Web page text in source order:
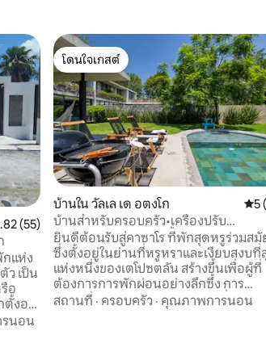
นนเฉลี่ย 4.82 จาก 5, 55 รีวิว
(55)
แห่ง
ว เป็น
อ
ตั้งอยู่
าง
าก
นอน
โดนใจเกสต์
โดนใจเกสต์
บ้านใน วัลเล เด อตงโก คะ5
บ้านสำหรับครอบครัว•เครื่องปรับ
อากาศ•WiFi•สระว่ายน้ำ•เตาย่าง•วิว•8 ค
ยินดีต้อนรับสู่คาซาโร ที่พักสุดหรูร่วมสมั
ซึ่งตั้งอยู่ในย่านที่หรูหราและเงียบสงบที่
แห่งหนึ่งของเตโปซตลัน สร้างขึ้นเพื่อผู้ที่
ต้องการการพักผ่อนอย่างลึกซึ้ง การ
ออกแบบระดับไฮเอนด์ และการเชื่อมต่อกั
สถานที่ · ครอบครัว · คุณภาพการนอน